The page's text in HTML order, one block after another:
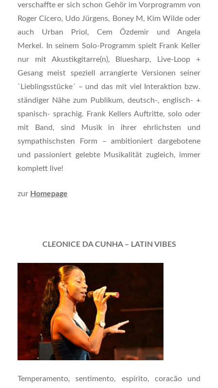
verschaffte er sich schon Gehör im Vorprogramm von
Roger Cicero, Udo Jürgens, Boney M, Kim Wilde oder
auch Urban Priol, Cem Özdemir und Angela
Merkel. In seinem Solo-Programm spielt Frank Keller
nur mit Akustikgitarre(n), Bluesharp, Live-Loop +
Gesang meist speziell arrangierte Versionen seiner
`Lieblingsstücke´ – und das mit viel Interaktion bzw.
ständiger Nähe zum Publikum, deutsch-, englisch- +
spanisch- sprachig. Frank Kellers Auftritte, solo oder
mit Band, sind Musik in ihrer ehrlichsten und
sympathischsten Form – ambitioniert dargebotene
und passioniert gelebte Musikalität zugleich, immer
komplett live!
zur Homepage
CLEONICE DA CUNHA – LATIN VIBES
Temperamento, sentimento, espírito, coracão und